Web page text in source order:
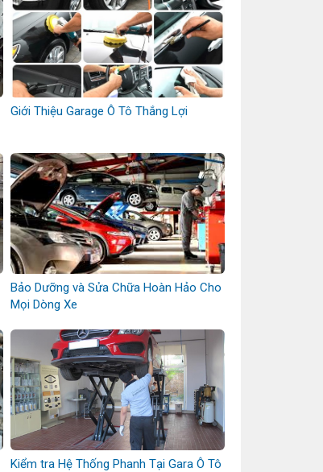
Giới Thiệu Garage Ô Tô Thắng Lợi
Bảo Dưỡng và Sửa Chữa Hoàn Hảo Cho
Mọi Dòng Xe
Kiểm tra Hệ Thống Phanh Tại Gara Ô Tô